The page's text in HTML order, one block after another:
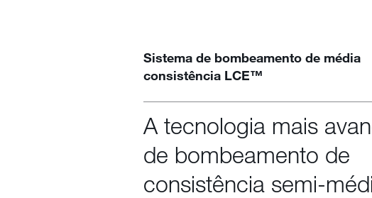
Sistema de bombeamento de média
consistência LCE™
A tecnologia mais
de bombeamento de
consistência semi-